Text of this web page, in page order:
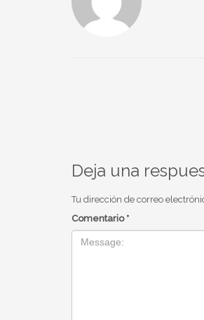
Deja una
Tu dirección de correo
Comentario *